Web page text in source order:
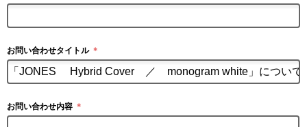
お問い合わせタイトル ＊
お問い合わせ内容 ＊